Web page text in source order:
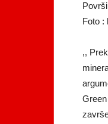
Foto :
,,